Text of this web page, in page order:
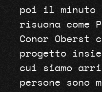
poi il minuto
risuona come
Conor Oberst
progetto
cui siamo
persone sono